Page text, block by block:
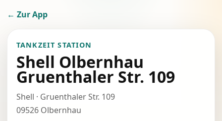
← Zur App
TANKZEIT STATION
Shell Olbernhau
Gruenthaler Str. 109
Shell · Gruenthaler Str. 109
09526 Olbernhau